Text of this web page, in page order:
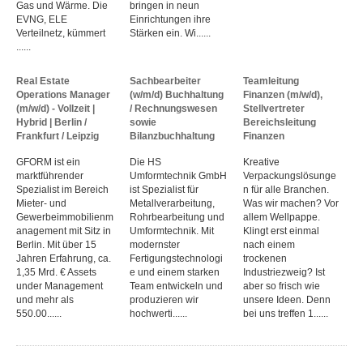
Gas und Wärme. Die
EVNG, ELE
Verteilnetz, kümmert
bringen in neun
Einrichtungen ihre
Stärken ein. Wi......
Real Estate
Operations Manager
(m/w/d) - Vollzeit |
Hybrid | Berlin /
Frankfurt / Leipzig
GFORM ist ein
marktführender
Spezialist im Bereich
Mieter- und
Gewerbeimmobilienm
anagement mit Sitz in
Berlin. Mit über 15
Jahren Erfahrung, ca.
1,35 Mrd. € Assets
under Management
und mehr als
550.00......
Sachbearbeiter
(w/m/d) Buchhaltung
/ Rechnungswesen
sowie
Bilanzbuchhaltung
Die HS
Umformtechnik GmbH
ist Spezialist für
Metallverarbeitung,
Rohrbearbeitung und
Umformtechnik. Mit
modernster
Fertigungstechnologi
e und einem starken
Team entwickeln und
produzieren wir
hochwerti......
Teamleitung
Finanzen (m/w/d),
Stellvertreter
Bereichsleitung
Finanzen
Kreative
Verpackungslösunge
n für alle Branchen.
Was wir machen? Vor
allem Wellpappe.
Klingt erst einmal
nach einem
trockenen
Industriezweig? Ist
aber so frisch wie
unsere Ideen. Denn
bei uns treffen 1......